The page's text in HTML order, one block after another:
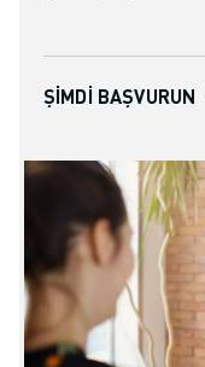
ŞIMDI BAŞVURUN